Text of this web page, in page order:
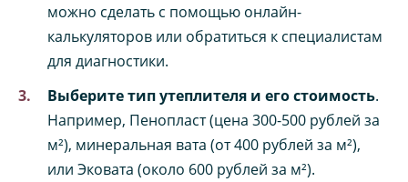
можно сделать с помощью онлайн-
калькуляторов или обратиться к специалистам
для диагностики.
Выберите тип утеплителя и его стоимость.
Например, Пенопласт (цена 300-500 рублей за
м²), минеральная вата (от 400 рублей за м²),
или Эковата (около 600 рублей за м²).